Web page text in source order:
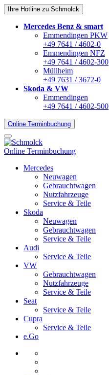
Ihre Hotline zu Schmolck
Mercedes Benz & smart
Emmendingen PKW
+49 7641 / 4602-0
Emmendingen NFZ
+49 7641 / 4602-300
Müllheim
+49 7631 / 3672-0
Skoda & VW
Emmendingen
+49 7641 / 4602-500
Online Terminbuchung
Online Terminbuchung
Mercedes
Neuwagen
Gebrauchtwagen
Nutzfahrzeuge
Service & Teile
Skoda
Neuwagen
Gebrauchtwagen
Service & Teile
Audi
Service & Teile
VW
Gebrauchtwagen
Nutzfahrzeuge
Service & Teile
Seat
Service & Teile
Cupra
Service & Teile
e.Go